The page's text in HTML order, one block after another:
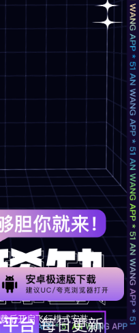
后开启飞行模式安装